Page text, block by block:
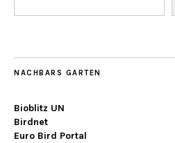
NACHBARS GARTEN
Bioblitz UN
Birdnet
Euro Bird Portal